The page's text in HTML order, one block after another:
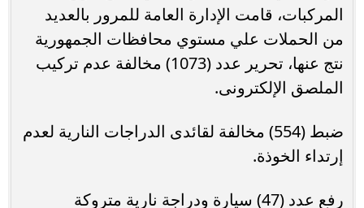
المركبات، قامت الإدارة العامة للمرور بالعديد
من الحملات علي مستوي محافظات الجمهورية
نتج عنها، تحرير عدد (1073) مخالفة عدم تركيب
الملصق الإلكترونى.
ضبط (554) مخالفة لقائدى الدراجات النارية لعدم
إرتداء الخوذة.
رفع عدد (47) سيارة ودراجة نارية متروكة